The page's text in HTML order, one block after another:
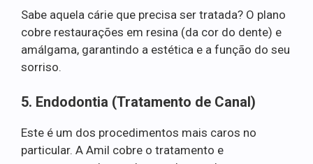
Sabe aquela cárie que precisa ser tratada? O plano
cobre restaurações em resina (da cor do dente) e
amálgama, garantindo a estética e a função do seu
sorriso.
5. Endodontia (Tratamento de Canal)
Este é um dos procedimentos mais caros no
particular. A Amil cobre o tratamento e